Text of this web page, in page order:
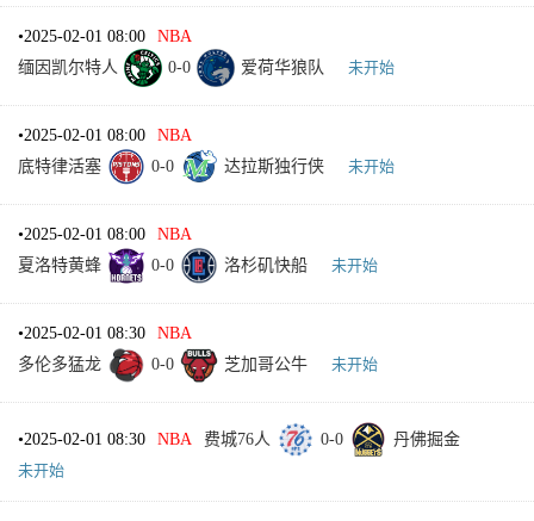
•2025-02-01 08:00
NBA
缅因凯尔特人
0-0 爱荷华狼队 未开始
•2025-02-01 08:00
NBA
底特律活塞
0-0 达拉斯独行侠 未开始
•2025-02-01 08:00
NBA
夏洛特黄蜂
0-0 洛杉矶快船 未开始
•2025-02-01 08:30
NBA
多伦多猛龙
0-0 芝加哥公牛 未开始
•2025-02-01 08:30 NBA 费城76人 0-0
丹佛掘金
未开始